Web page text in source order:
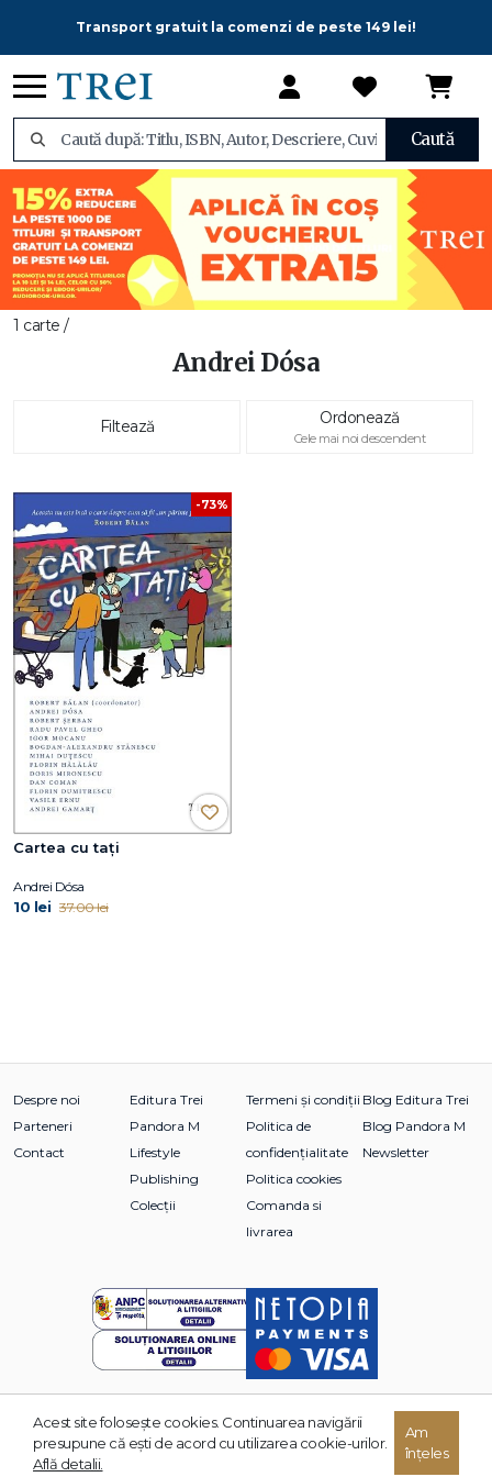
Transport gratuit la comenzi de peste 149 lei!
Caută
1 carte /
Andrei Dósa
Filtează Ordonează
Cele mai noi descendent
-73%
Cartea cu tați
Andrei Dósa
10 lei 37.00 lei
Despre noi
Parteneri
Contact
Editura Trei
Pandora M
Lifestyle
Publishing
Colecții
Termeni și condiții
Politica de
confidențialitate
Politica cookies
Comanda si
livrarea
Blog Editura Trei
Blog Pandora M
Newsletter
© 2026 Grupul Editorial TREI. Toate drepturile rezervate.
Acest site foloseşte cookies. Continuarea navigării
presupune că eşti de acord cu utilizarea cookie-urilor.
Află detalii.
Am
înțeles